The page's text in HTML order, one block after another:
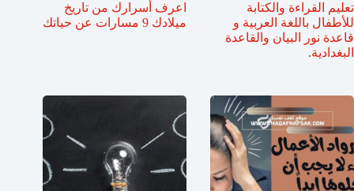
تعليم القراءة والكتابة
للأطفال باللغة العربية و
قاعدة نور البيان والقاعدة
البغدادية.
اعرف أسرارك من تاريخ
ميلادك 9 مسارات عن حياتك